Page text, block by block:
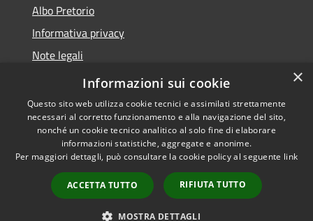
Albo Pretorio
Informativa privacy
Note legali
Dichiarazione di accessibilità
Accessibilità
Copyright © 2026 • Comune di
Alfedena • Powered by
Municipium•
Accesso
redazione
×
Informazioni sui cookie
Questo sito web utilizza cookie tecnici e assimilati strettamente
necessari al corretto funzionamento e alla navigazione del sito,
nonché un cookie tecnico analitico al solo fine di elaborare
informazioni statistiche, aggregate e anonime.
Per maggiori dettagli, può consultare la cookie policy al seguente link
ACCETTA TUTTO RIFIUTA TUTTO
MOSTRA DETTAGLI